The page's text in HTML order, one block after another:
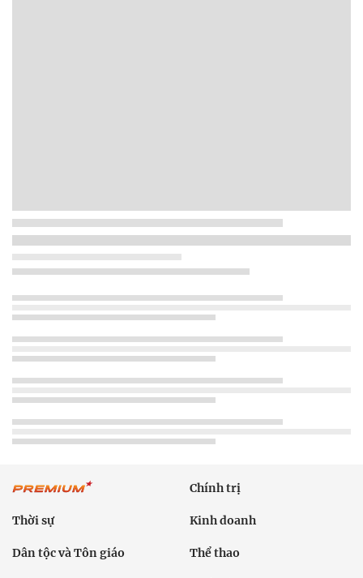
Chính trị
Thời sự Kinh doanh
Dân tộc và Tôn giáo Thể thao